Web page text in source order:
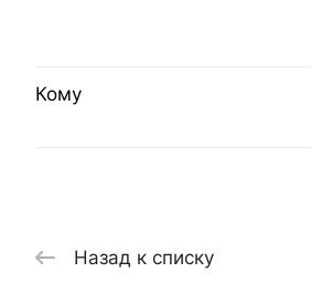
Кому
Назад к списку